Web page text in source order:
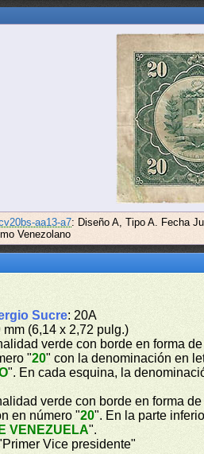
aa13-a7: Diseño A, Tipo A. Fecha
Venezolano
Sucre: 20A
mm (6,14 x 2,72 pulg.)
verde con borde en forma
"20" con la denominación en
". En cada esquina, la
verde con borde en forma
en número "20". En la parte
VENEZUELA".
Vice presidente"